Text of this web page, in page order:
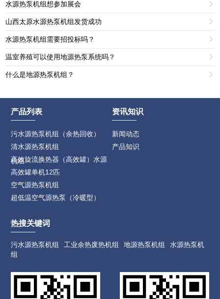
水源热泵机组想参加展会 
山西太原水源热泵机组发货成功 
水源热泵机组需要招投标吗？ 
温室养殖可以使用地源热泵系统吗？ 
什么是地源热泵机组？ 
产品列表
污水源热泵机组（余热回收）
清水源热泵机组
高效旋流换热器（高效罐）水源
机组
高效罐单机12匹
空气源热泵机组
超低温空气源热泵（冷暖型）
资讯知识
新闻动态
产品知识
热搜关键词
污水源热泵机组 工业余热废热机组 地源热泵机组
水源热泵机
组